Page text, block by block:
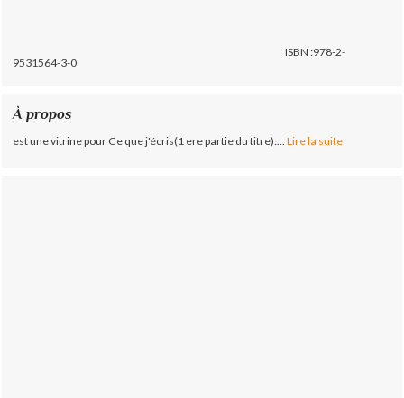
ISBN :978-2-
9531564-3-0
À propos
est une vitrine pour Ce que j'écris(1 ere partie du titre):... Lire la suite